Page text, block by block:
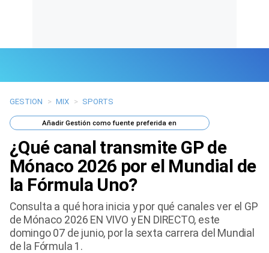
Últimas Noticias
Mi Bolsillo
Respuestas
Gente
Vida Laboral
Tendencias Mix
GESTION > MIX > SPORTS
AñadirGestión como fuente preferida en
¿Qué canal transmite GP de
Mónaco 2026 por el Mundial de
la Fórmula Uno?
Consulta a qué hora inicia y por qué canales ver el GP
de Mónaco 2026 EN VIVO y EN DIRECTO, este
domingo 07 de junio, por la sexta carrera del Mundial
de la Fórmula 1.